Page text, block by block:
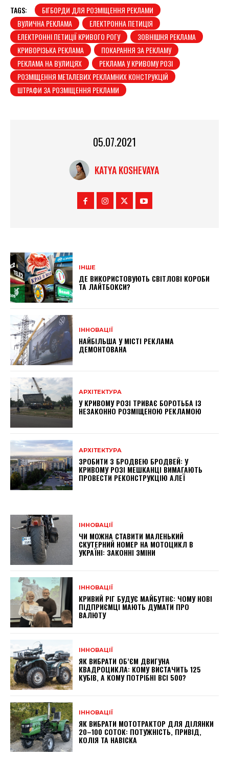
TAGS:
БІГБОРДИ ДЛЯ РОЗМІЩЕННЯ РЕКЛАМИ
ВУЛИЧНА РЕКЛАМА
ЕЛЕКТРОННА ПЕТИЦІЯ
ЕЛЕКТРОННІ ПЕТИЦІЇ КРИВОГО РОГУ
ЗОВНІШНЯ РЕКЛАМА
КРИВОРІЗЬКА РЕКЛАМА
ПОКАРАННЯ ЗА РЕКЛАМУ
РЕКЛАМА НА ВУЛИЦЯХ
РЕКЛАМА У КРИВОМУ РОЗІ
РОЗМІЩЕННЯ МЕТАЛЕВИХ РЕКЛАМНИХ КОНСТРУКЦІЙ
ШТРАФИ ЗА РОЗМІЩЕННЯ РЕКЛАМИ
05.07.2021
KATYA KOSHEVAYA
ІНШЕ
ДЕ ВИКОРИСТОВУЮТЬ СВІТЛОВІ КОРОБИ
ТА ЛАЙТБОКСИ?
ІННОВАЦІЇ
НАЙБІЛЬША У МІСТІ РЕКЛАМА
ДЕМОНТОВАНА
АРХІТЕКТУРА
У КРИВОМУ РОЗІ ТРИВАЄ БОРОТЬБА ІЗ
НЕЗАКОННО РОЗМІЩЕНОЮ РЕКЛАМОЮ
АРХІТЕКТУРА
ЗРОБИТИ З БРОДВЕЮ БРОДВЕЙ: У
КРИВОМУ РОЗІ МЕШКАНЦІ ВИМАГАЮТЬ
ПРОВЕСТИ РЕКОНСТРУКЦІЮ АЛЕЇ
ІННОВАЦІЇ
ЧИ МОЖНА СТАВИТИ МАЛЕНЬКИЙ
СКУТЕРНИЙ НОМЕР НА МОТОЦИКЛ В
УКРАЇНІ: ЗАКОННІ ЗМІНИ
ІННОВАЦІЇ
КРИВИЙ РІГ БУДУЄ МАЙБУТНЄ: ЧОМУ НОВІ
ПІДПРИЄМЦІ МАЮТЬ ДУМАТИ ПРО
ВАЛЮТУ
ІННОВАЦІЇ
ЯК ВИБРАТИ ОБ’ЄМ ДВИГУНА
КВАДРОЦИКЛА: КОМУ ВИСТАЧИТЬ 125
КУБІВ, А КОМУ ПОТРІБНІ ВСІ 500?
ІННОВАЦІЇ
ЯК ВИБРАТИ МОТОТРАКТОР ДЛЯ ДІЛЯНКИ
20–100 СОТОК: ПОТУЖНІСТЬ, ПРИВІД,
КОЛІЯ ТА НАВІСКА